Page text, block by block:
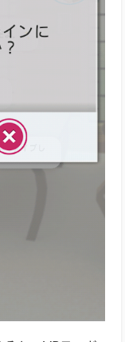
と、VRモード
ため、ここに
いろ分岐してい